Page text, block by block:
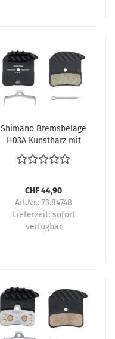
Shimano Bremsbeläge
H03A Kunstharz mit
Lamellen Paar
CHF 44,90
Art.Nr.: 73.84748
Lieferzeit: sofort
verfügbar